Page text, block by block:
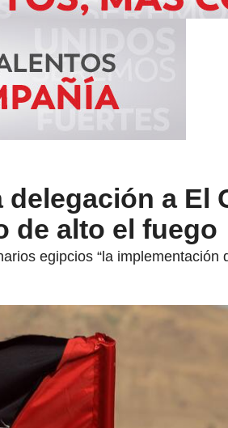
delegación a El
de alto el fuego
egipcios “la